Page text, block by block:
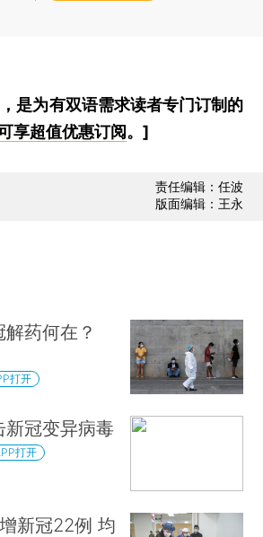
是为有双语需求读者专门订制的
享超值优惠订阅 。]
责任编辑：任波
版面编辑：王永
药何在？
打开
冠变异病毒
打开
新冠22例 均